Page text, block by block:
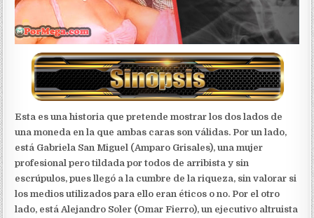
Esta es una historia que pretende mostrar los dos lados de
una moneda en la que ambas caras son válidas. Por un lado,
está Gabriela San Miguel (Amparo Grisales), una mujer
profesional pero tildada por todos de arribista y sin
escrúpulos, pues llegó a la cumbre de la riqueza, sin valorar si
los medios utilizados para ello eran éticos o no. Por el otro
lado, está Alejandro Soler (Omar Fierro), un ejecutivo altruista